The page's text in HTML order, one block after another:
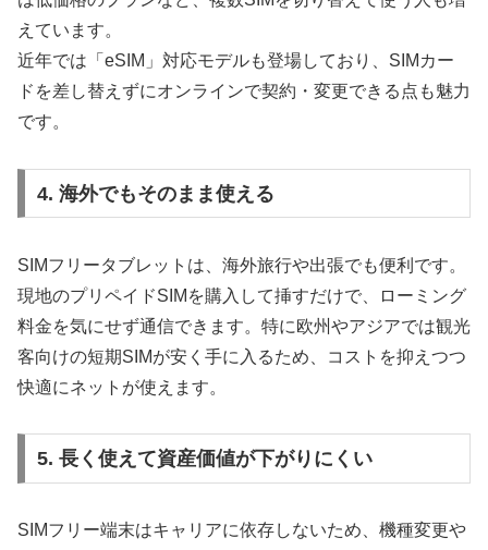
えています。
近年では「eSIM」対応モデルも登場しており、SIMカー
ドを差し替えずにオンラインで契約・変更できる点も魅力
です。
4. 海外でもそのまま使える
SIMフリータブレットは、海外旅行や出張でも便利です。
現地のプリペイドSIMを購入して挿すだけで、ローミング
料金を気にせず通信できます。特に欧州やアジアでは観光
客向けの短期SIMが安く手に入るため、コストを抑えつつ
快適にネットが使えます。
5. 長く使えて資産価値が下がりにくい
SIMフリー端末はキャリアに依存しないため、機種変更や